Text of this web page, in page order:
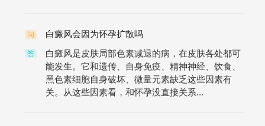
问 白癜风会因为怀孕扩散吗
答
白癜风是皮肤局部色素减退的病，在皮肤各处都可
能发生。它和遗传、自身免疫、精神神经、饮食、
黑色素细胞自身破坏、微量元素缺乏这些因素有
关。从这些因素看，和怀孕没直接关系...